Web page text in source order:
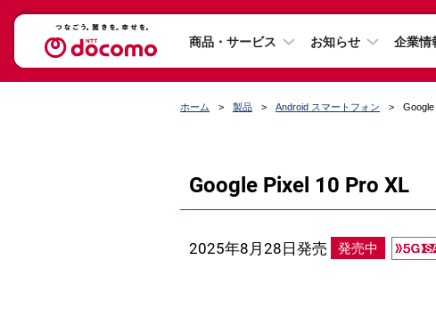
商品・サービス お知らせ 企業情
ホーム 製品 Android スマートフォン Google
Google Pixel 10 Pro XL
2025年8月28日発売 発売中